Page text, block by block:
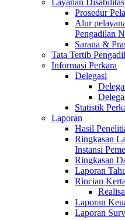
Layanan Disabilitas
Prosedur
Alur
Pengadilan
Sarana &
Tata Tertib
Informasi Perkara
Delegasi
Statistik
Laporan
Hasil
Ringkasan
Instansi
Ringkasan
Laporan
Rincian
Laporan
Laporan